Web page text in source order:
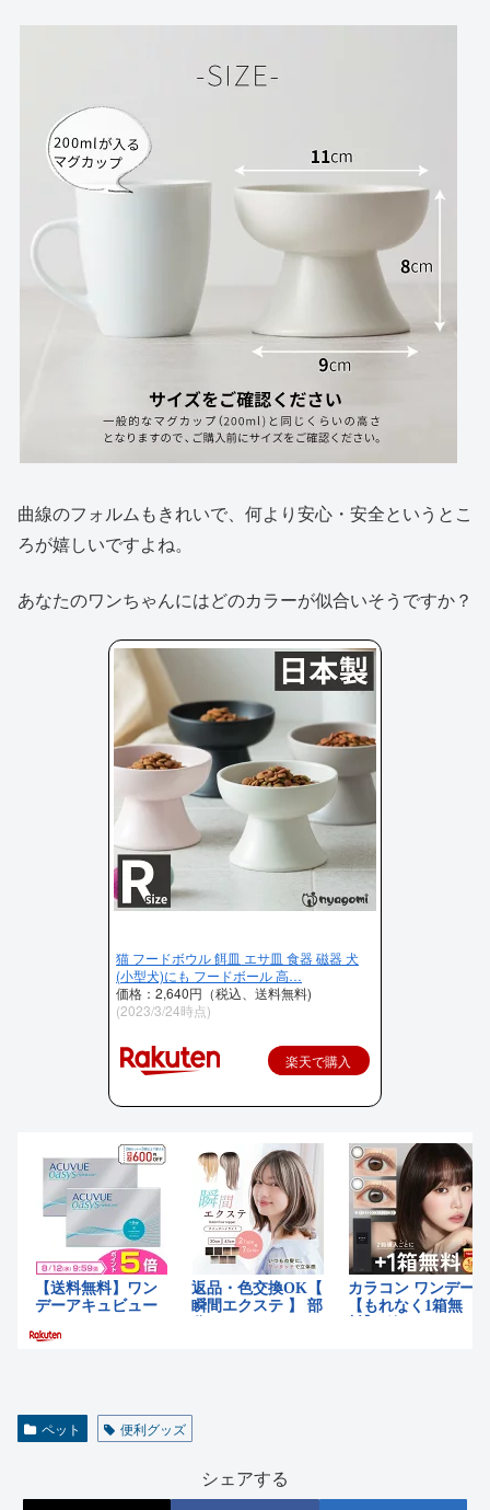
曲線のフォルムもきれいで、何より安心・安全というとこ
ろが嬉しいですよね。
あなたのワンちゃんにはどのカラーが似合いそうですか？
猫 フードボウル 餌皿 エサ皿 食器 磁器 犬
(小型犬)にも フードボール 高…
価格：2,640円（税込、送料無料)
(2023/3/24時点)
楽天で購入
ペット 便利グッズ
シェアする